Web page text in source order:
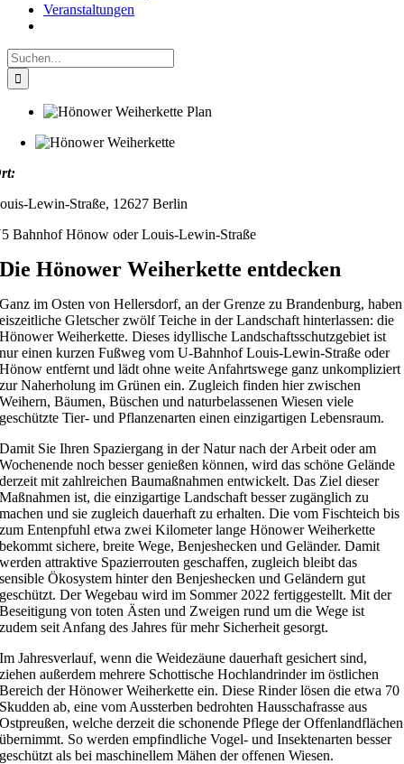
Veranstaltungen
Suche
nach:
Lewin-Straße, 12627 Berlin
Bahnhof Hönow oder Louis-Lewin-Straße
Die Hönower Weiherkette entdecken
Ganz im Osten von Hellersdorf, an der Grenze zu Brandenburg, haben
eiszeitliche Gletscher zwölf Teiche in der Landschaft hinterlassen: die
Hönower Weiherkette. Dieses idyllische Landschaftsschutzgebiet ist
nur einen kurzen Fußweg vom U-Bahnhof Louis-Lewin-Straße oder
Hönow entfernt und lädt ohne weite Anfahrtswege ganz unkompliziert
zur Naherholung im Grünen ein. Zugleich finden hier zwischen
Weihern, Bäumen, Büschen und naturbelassenen Wiesen viele
geschützte Tier- und Pflanzenarten einen einzigartigen Lebensraum.
Damit Sie Ihren Spaziergang in der Natur nach der Arbeit oder am
Wochenende noch besser genießen können, wird das schöne Gelände
derzeit mit zahlreichen Baumaßnahmen entwickelt. Das Ziel dieser
Maßnahmen ist, die einzigartige Landschaft besser zugänglich zu
machen und sie zugleich dauerhaft zu erhalten. Die vom Fischteich bis
zum Entenpfuhl etwa zwei Kilometer lange Hönower Weiherkette
bekommt sichere, breite Wege, Benjeshecken und Geländer. Damit
werden attraktive Spazierrouten geschaffen, zugleich bleibt das
sensible Ökosystem hinter den Benjeshecken und Geländern gut
geschützt. Der Wegebau wird im Sommer 2022 fertiggestellt. Mit der
Beseitigung von toten Ästen und Zweigen rund um die Wege ist
zudem seit Anfang des Jahres für mehr Sicherheit gesorgt.
Im Jahresverlauf, wenn die Weidezäune dauerhaft gesichert sind,
ziehen außerdem mehrere Schottische Hochlandrinder im östlichen
Bereich der Hönower Weiherkette ein. Diese Rinder lösen die etwa 70
Skudden ab, eine vom Aussterben bedrohten Hausschafrasse aus
Ostpreußen, welche derzeit die schonende Pflege der Offenlandflächen
übernimmt. So werden empfindliche Vogel- und Insektenarten besser
geschützt als bei maschinellem Mähen der offenen Wiesen.